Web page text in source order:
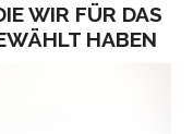
WIR FÜR DAS
HABEN